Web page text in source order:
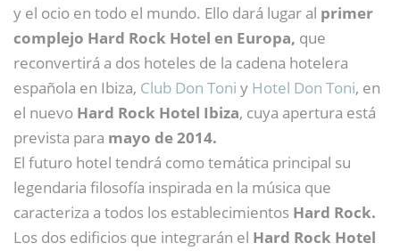
y el ocio en todo el mundo. Ello dará lugar al primer
complejo Hard Rock Hotel en Europa, que
reconvertirá a dos hoteles de la cadena hotelera
española en Ibiza, Club Don Toni y Hotel Don Toni, en
el nuevo Hard Rock Hotel Ibiza, cuya apertura está
prevista para mayo de 2014.
El futuro hotel tendrá como temática principal su
legendaria filosofía inspirada en la música que
caracteriza a todos los establecimientos Hard Rock.
Los dos edificios que integrarán el Hard Rock Hotel